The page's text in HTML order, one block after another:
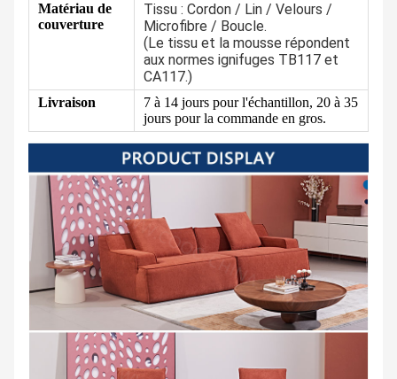
Matériau de
couverture
Tissu : Cordon / Lin / Velours /
Microfibre / Boucle.
(Le tissu et la mousse répondent
aux normes ignifuges TB117 et
CA117.)
Livraison
7 à 14 jours pour l'échantillon, 20 à 35
jours pour la commande en gros.